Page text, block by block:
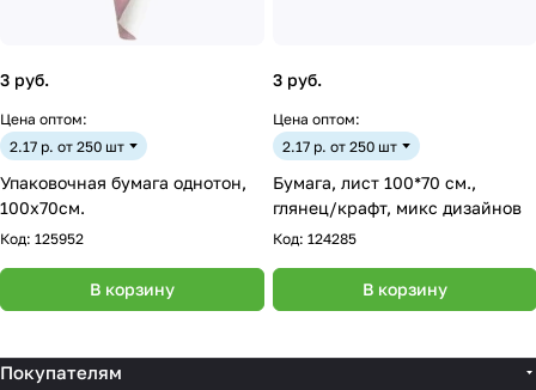
3 руб.
Цена оптом:
2.17 р. от 250 шт
Упаковочная бумага однотон,
100х70см.
Код: 125952
В корзину
3 руб.
Цена оптом:
2.17 р. от 250 шт
Бумага, лист 100*70 см.,
глянец/крафт, микс дизайнов
Код: 124285
В корзину
Покупателям